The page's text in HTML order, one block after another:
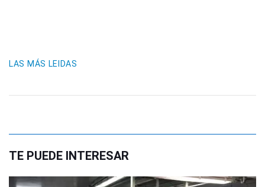
LAS MÁS LEIDAS
TE PUEDE INTERESAR